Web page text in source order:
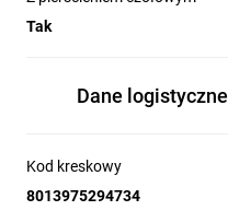
Tak
Dane logistyczne
Kod kreskowy
8013975294734